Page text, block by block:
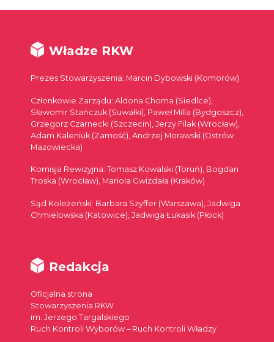
Władze RKW
Prezes Stowarzyszenia: Marcin Dybowski (Komorów)
Członkowie Zarządu: Aldona Choma (Siedlce),
Sławomir Stańczuk (Suwałki), Paweł Milla (Bydgoszcz),
Grzegorz Czarnecki (Szczecin), Jerzy Filak (Wrocław),
Adam Kaleniuk (Zamość), Andrzej Morawski (Ostrów
Mazowiecka)
Komisja Rewizyjna: Tomasz Kowalski (Toruń), Bogdan
Troska (Wrocław), Mariola Gwizdała (Kraków)
Sąd Koleżeński: Barbara Szyffer (Warszawa), Jadwiga
Chmielowska (Katowice), Jadwiga Łukasik (Płock)
Redakcja
Oficjalna strona
Stowarzyszenia RKW
im. Jerzego Targalskiego
Ruch Kontroli Wyborów – Ruch Kontroli Władzy